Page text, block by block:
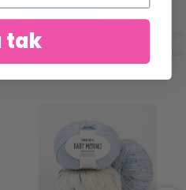
Se produktet
tak